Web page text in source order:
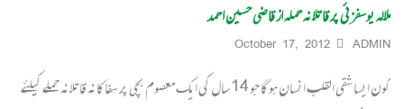
ملالہ یوسفزئی پر قاتلانہ حملہ از قاضی حسین احمد
ADMIN
October 17, 2012
کون ایسا شقی القلب انسان ہوگا جو 14 سال کی ایک معصوم بچی پر سفاکانہ قاتلانہ حملے کیلئے